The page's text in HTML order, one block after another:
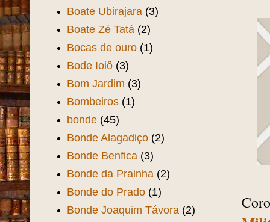
Boate Ubirajara (3)
Boate Zé Tatá (2)
Bocas de ouro (1)
Bode Ioiô (3)
Bom Jardim (3)
Bombeiros (1)
bonde (45)
Bonde Alagadiço (2)
Bonde Benfica (3)
Bonde da Prainha (2)
Bonde do Prado (1)
Bonde Joaquim Távora (2)